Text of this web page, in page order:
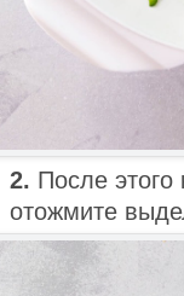
2. После
отожмите